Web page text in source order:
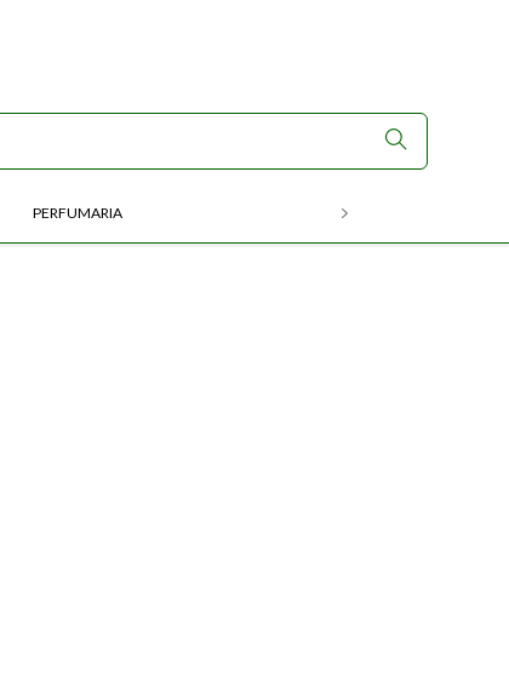
PERFUMARIA